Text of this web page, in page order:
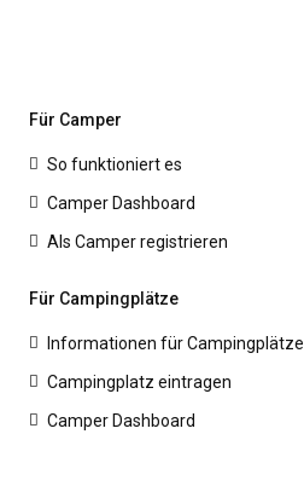
Für Camper
So funktioniert es
Camper Dashboard
Als Camper registrieren
Für Campingplätze
Informationen für Campingplätze
Campingplatz eintragen
Camper Dashboard